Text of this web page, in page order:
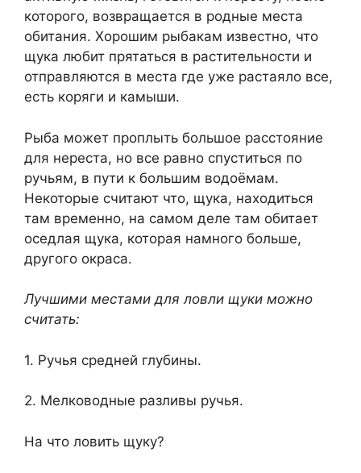
которого, возвращается в родные места
обитания. Хорошим рыбакам известно, что
щука любит прятаться в растительности и
отправляются в места где уже растаяло все,
есть коряги и камыши.
Рыба может проплыть большое расстояние
для нереста, но все равно спуститься по
ручьям, в пути к большим водоёмам.
Некоторые считают что, щука, находиться
там временно, на самом деле там обитает
оседлая щука, которая намного больше,
другого окраса.
Лучшими местами для ловли щуки можно
считать:
1. Ручья средней глубины.
2. Мелководные разливы ручья.
На что ловить щуку?